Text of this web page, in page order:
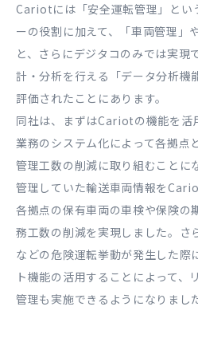
Cariotには「安全運転管理」とい
ーの役割に加えて、「車両管理」
と、さらにデジタコのみでは実現
計・分析を行える「データ分析機
評価されたことにあります。
同社は、まずはCariotの機能を活
業務のシステム化によって各拠点
管理工数の削減に取り組むことに
管理していた輸送車両情報を
各拠点の保有車両の車検や保険の
務工数の削減を実現しました。さ
などの危険運転挙動が発生した際
ト機能の活用することによって、
管理も実施できるようになりまし